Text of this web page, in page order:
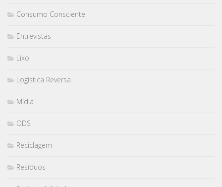
Consumo Consciente
Entrevistas
Lixo
Logística Reversa
Mídia
ODS
Reciclagem
Resíduos